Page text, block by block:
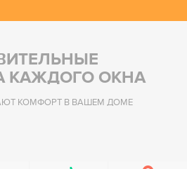
КАЖДОГО ОКНА
КОМФОРТ В ВАШЕМ ДОМЕ